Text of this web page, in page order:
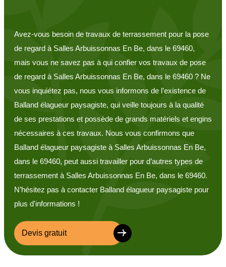
Avez-vous besoin de travaux de terrassement pour la pose
de regard à Salles Arbuissonnas En Be, dans le 69460,
mais vous ne savez pas à qui confier vos travaux de pose
de regard à Salles Arbuissonnas En Be, dans le 69460 ? Ne
vous inquiétez pas, nous vous informons de l’existence de
Balland élagueur paysagiste, qui veille toujours à la qualité
de ses prestations et possède de grands matériels et engins
nécessaires à ces travaux. Nous vous confirmons que
Balland élagueur paysagiste à Salles Arbuissonnas En Be,
dans le 69460, peut aussi travailler pour d’autres types de
terrassement à Salles Arbuissonnas En Be, dans le 69460.
N’hésitez pas à contacter Balland élagueur paysagiste pour
plus d'informations !
Devis gratuit